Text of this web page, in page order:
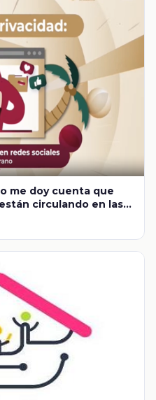
me doy cuenta que
circulando en las